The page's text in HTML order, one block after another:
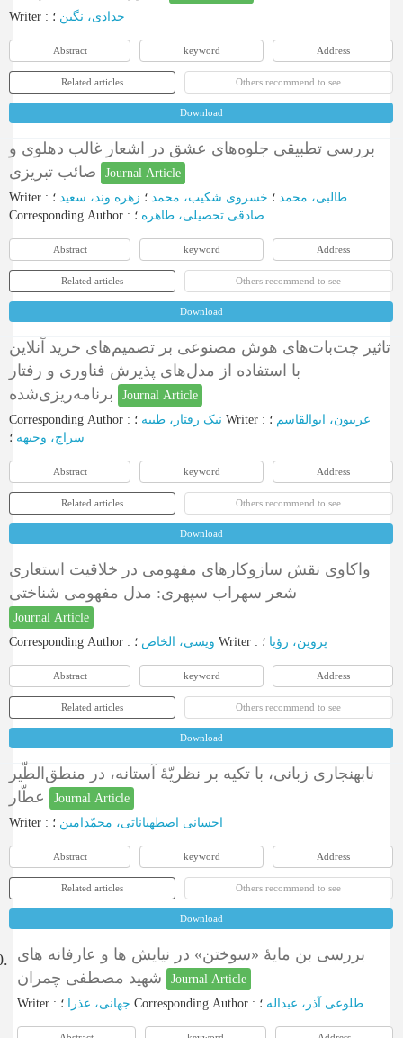
Writer : حدادی، نگین ؛
Abstract keyword Address
Related articles Others recommend to see
Download
بررسی تطبیقی جلوه‌های عشق در اشعار غالب دهلوی و
Journal Article
Writer : طالبی، محمد ؛ خسروی شکیب، محمد ؛ زهره وند، سعید ؛
Corresponding Author : صادقی تحصیلی، طاهره ؛
Abstract keyword Address
Related articles Others recommend to see
Download
تاثیر چت‌بات‌های هوش مصنوعی بر تصمیم‌های خرید آنلاین
با استفاده از مدل‌های پذیرش فناوری و رفتار
Journal Article
Corresponding Author : نیک رفتار، طیبه Writer : عربیون، ابوالقاسم ؛
سراج، وجیهه ؛
Abstract keyword Address
Related articles Others recommend to see
Download
واکاوی نقش سازوکارهای مفهومی در خلاقیت استعاری
شعر سهراب سپهری: مدل مفهومی شناختی
Journal Article
Corresponding Author : ویسی، الخاص Writer : پروین، رؤیا ؛
Abstract keyword Address
Related articles Others recommend to see
Download
نابهنجاری زبانی، با تکیه بر نظریّۀ آستانه، در منطق‌الطّیر
Journal Article
Writer : احسانی اصطهباناتی، محمّدامین ؛
Abstract keyword Address
Related articles Others recommend to see
Download
بررسی بن مایۀ «سوختن» در نیایش ها و عارفانه های
Journal Article
Writer : جهانی، عذرا Corresponding Author : طلوعی آذر، عبداله ؛